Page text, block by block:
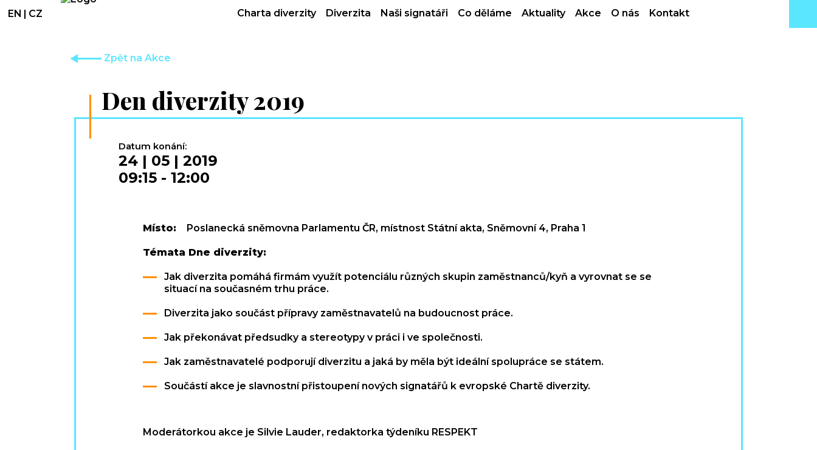
Charta diverzity Diverzita Naši signatáři Co děláme Aktuality Akce O nás Kontakt
EN | CZ
Zpět na Akce
Den diverzity 2019
Datum konání:
24 | 05 | 2019
09:15 - 12:00
Místo: Poslanecká sněmovna Parlamentu ČR, místnost Státní akta, Sněmovní 4, Praha 1
Témata Dne diverzity:
Jak diverzita pomáhá firmám využít potenciálu různých skupin zaměstnanců/kyň a vyrovnat se se
situací na současném trhu práce.
Diverzita jako součást přípravy zaměstnavatelů na budoucnost práce.
Jak překonávat předsudky a stereotypy v práci i ve společnosti.
Jak zaměstnavatelé podporují diverzitu a jaká by měla být ideální spolupráce se státem.
Součástí akce je slavnostní přistoupení nových signatářů k evropské Chartě diverzity.
Moderátorkou akce je Silvie Lauder, redaktorka týdeníku RESPEKT